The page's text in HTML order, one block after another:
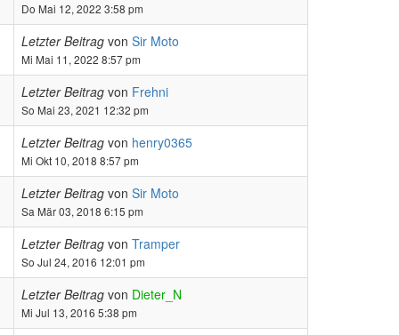
Do Mai 12, 2022 3:58 pm
Letzter Beitrag von Sir Moto
Mi Mai 11, 2022 8:57 pm
Letzter Beitrag von Frehni
So Mai 23, 2021 12:32 pm
Letzter Beitrag von henry0365
Mi Okt 10, 2018 8:57 pm
Letzter Beitrag von Sir Moto
Sa Mär 03, 2018 6:15 pm
Letzter Beitrag von Tramper
So Jul 24, 2016 12:01 pm
Letzter Beitrag von Dieter_N
Mi Jul 13, 2016 5:38 pm